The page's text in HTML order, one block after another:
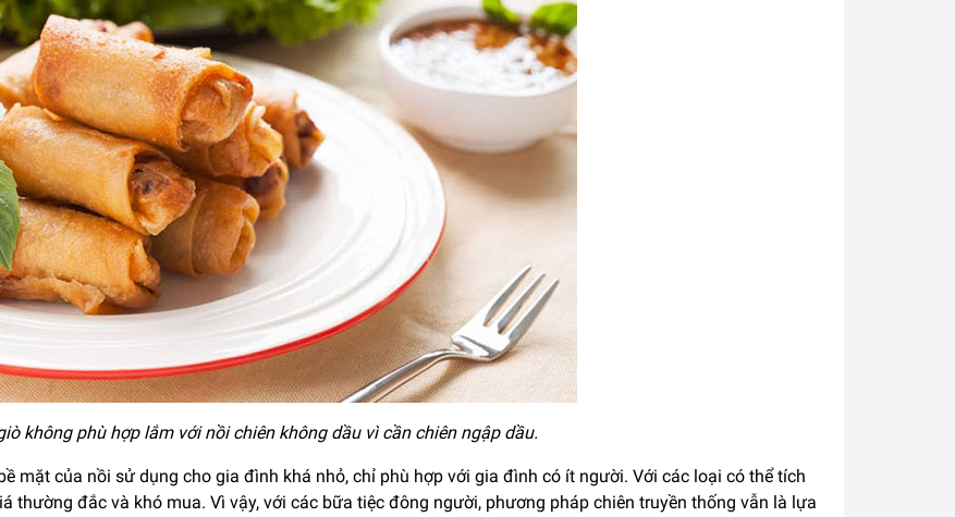
không phù hợp lắm với nồi chiên không dầu vì cần chiên ngập dầu.
mặt của nồi sử dụng cho gia đình khá nhỏ, chỉ phù hợp với gia đình có ít người. Với các loại có thể tích
thường đắc và khó mua. Vì vậy, với các bữa tiệc đông người, phương pháp chiên truyền thống vẫn là lựa